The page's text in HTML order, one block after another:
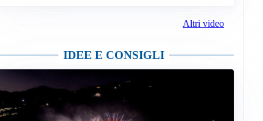
Altri video
IDEE E CONSIGLI